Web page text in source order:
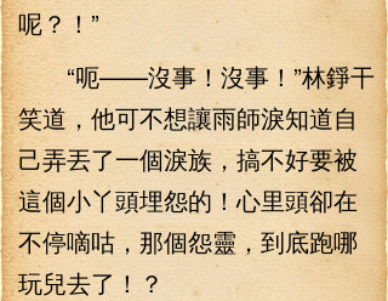
呢？！”
“呃——沒事！沒事！”林錚干
笑道，他可不想讓雨師淚知道自
己弄丟了一個淚族，搞不好要被
這個小丫頭埋怨的！心里頭卻在
不停嘀咕，那個怨靈，到底跑哪
玩兒去了！？